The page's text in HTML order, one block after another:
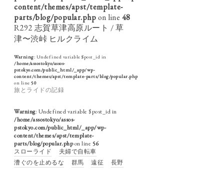
content/themes/apst/template-
parts/blog/popular.phpon line 48
R292 志賀草津高原ルート / 草
津〜渋峠 ヒルクライム
Warning: Undefined variable $post_id in
/home/assostokyo/assos-
pstokyo.com/public_html/_app/wp-
content/themes/apst/template-parts/blog/popular.php
on line 50
旅とライドの記録
Warning: Undefined variable $post_id in
/home/assostokyo/assos-
pstokyo.com/public_html/_app/wp-
content/themes/apst/template-
parts/blog/popular.phpon line 56
スローライド
夫婦で自転車
漕ぐのを止めるな
群馬 遠征 長野